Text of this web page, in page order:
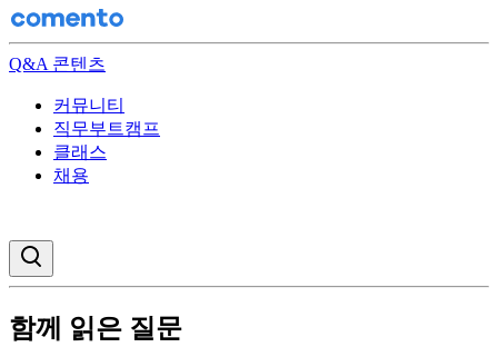
Q&A 콘텐츠
커뮤니티
직무부트캠프
클래스
채용
함께 읽은 질문